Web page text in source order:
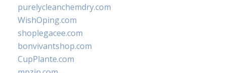
purelycleanchemdry.com
WishOping.com
shoplegacee.com
bonvivantshop.com
CupPlante.com